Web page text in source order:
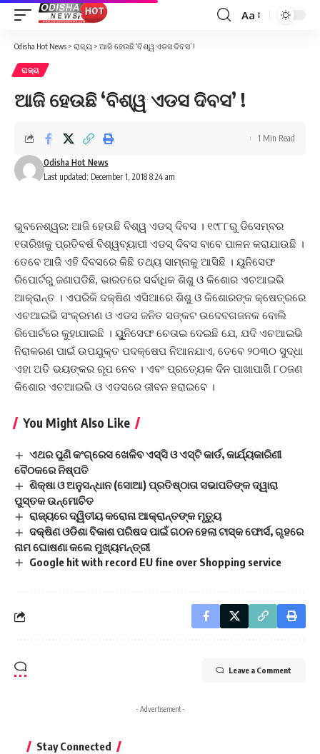
Font
Aa
Odisha Hot News > ରାଜ୍ୟ > ଆଜି ହେଉଛି ‘ବିଶ୍ୱ ଏଡସ ଦିବସ’ !
ରାଜ୍ୟ
ଆଜି ହେଉଛି ‘ବିଶ୍ୱ ଏଡସ ଦିବସ’ !
Last updated: December 1, 2018 8:24 am
Odisha Hot News
1 Min Read
ଭୁବନେଶ୍ୱର: ଆଜି ହେଉଛି ବିଶ୍ୱ ଏଡସ୍ ଦିବସ । ୧୯୮୮ରୁ ଡିସେମ୍ବର
୧ତାରିଖକୁ ପ୍ରତିବର୍ଷ ବିଶ୍ୱବ୍ୟାପୀ ଏଡସ୍ ଦିବସ ବାବେ ପାଳନ କରାଯାଉଛି ।
ତେବେ ଆଜି ଏହି ଦିବସରେ କିଛି ତଥ୍ୟ ସାମ୍ନାକୁ ଆସିଛି । ୟୁନିସେଫ
ରିପୋର୍ଟରୁ ଜଣାପଡିଛି, ଭାରତରେ ସର୍ବାଧିକ ଶିଶୁ ଓ କିଶୋର ଏଚଆଇଭି
ଆକ୍ରାନ୍ତ । ଏପରିକି ଦକ୍ଷିଣ ଏସିଆରେ ଶିଶୁ ଓ କିଶୋରଙ୍କ କ୍ଷେତ୍ରରେ
ଏଚଆଇଭି ସଂକ୍ରମଣ ଓ ଏଡସ ଜନିତ ସଙ୍କଟ ଉଦେବଗଜନକ ବୋଲି
ରିପୋର୍ଟରେ କୁହାଯାଇଛି । ୟୁୂନିସେଫ ଚେତାଇ ଦେଇଛି ଯେ, ଯଦି ଏଚଆଇଭି
ନିରାକରଣ ପାଇଁ ଉପଯୁକ୍ତ ପଦକ୍ଷେପ ନିଆନଯାଏ, ତେବେ ୨୦୩୦ ସୁଦ୍ଧା
ଏହା ଅତି ଭୟଙ୍କର ରୂପ ନେବ । ଏବଂ ପ୍ରତ୍ୟେକ ଦିନ ପାଖାପାଖି ୮୦ଜଣ
କିଶୋର ଏଚଆଇଭି ଓ ଏଡସରେ ଜୀବନ ହରାଇବେ ।
You Might Also Like
ଏଥର ପୁଣି କଂଗ୍ରେସ ଖେଳିବ ଏସ୍‌ସି ଓ ଏସ୍‌ଟି କାର୍ଡ, କାର୍ଯ୍ୟକାରିଣୀ
ବୈଠକରେ ନିଷ୍ପତି
ଶିକ୍ଷା ଓ ଅନୁସନ୍ଧାନ (ସୋଆ) ପ୍ରତିଷ୍ଠାତା ସଭାପତିଙ୍କ ଦ୍ୱାରା
ପୁସ୍ତକ ଉନ୍ମୋଚିତ
ରାଜ୍ୟରେ ଦ୍ୱିତୀୟ କରୋନା ଆକ୍ରାନ୍ତଙ୍କ ମୃତ୍ୟୁ
ଦକ୍ଷିଣ ଓଡିଶା ବିକାଶ ପରିଷଦ ପାଇଁ ଗଠନ ହେଲା ଟାସ୍କ ଫୋର୍ସ, ଗୃହରେ
ନାମ ଘୋଷଣା କଲେ ମୁଖ୍ୟମନ୍ତ୍ରୀ
Google hit with record EU fine over Shopping service
Leave a Comment
- Advertisement -
Stay Connected